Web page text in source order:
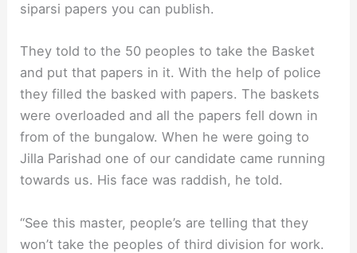
siparsi papers you can publish.
They told to the 50 peoples to take the Basket
and put that papers in it. With the help of police
they filled the basked with papers. The baskets
were overloaded and all the papers fell down in
from of the bungalow. When he were going to
Jilla Parishad one of our candidate came running
towards us. His face was raddish, he told.
“See this master, people’s are telling that they
won’t take the peoples of third division for work.